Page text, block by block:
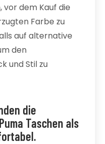
vor dem Kauf die
Farbe zu
auf alternative
den
und Stil zu
die
Taschen als